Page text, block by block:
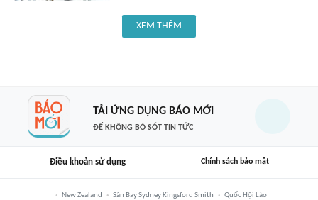
XEM THÊM
TẢI ỨNG DỤNG BÁO MỚI
ĐỂ KHÔNG BỎ SÓT TIN TỨC
Điều khoản sử dụng Chính sách bảo mật
New Zealand Sân Bay Sydney Kingsford Smith
Quốc Hội Lào